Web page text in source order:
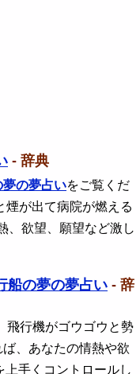
- 辞典
夢の夢占いをご覧くだ
煙が出て病院が燃える
、欲望、願望など激し
船の夢の夢占い - 辞
飛行機がゴウゴウと勢
、あなたの情熱や欲
手くコントロールし